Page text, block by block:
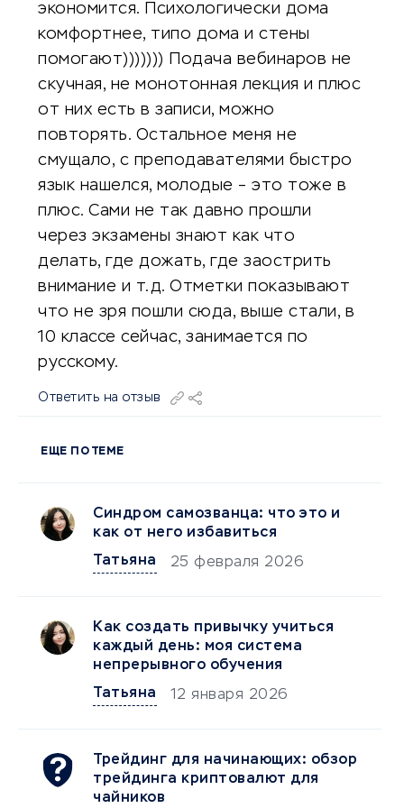
экономится. Психологически дома
комфортнее, типо дома и стены
помогают))))))) Подача вебинаров не
скучная, не монотонная лекция и плюс
от них есть в записи, можно
повторять. Остальное меня не
смущало, с преподавателями быстро
язык нашелся, молодые – это тоже в
плюс. Сами не так давно прошли
через экзамены знают как что
делать, где дожать, где заострить
внимание и т.д. Отметки показывают
что не зря пошли сюда, выше стали, в
10 классе сейчас, занимается по
русскому.
Ответить на отзыв
ЕЩЕ ПО ТЕМЕ
Синдром самозванца: что это и
как от него избавиться
Татьяна
25 февраля 2026
Как создать привычку учиться
каждый день: моя система
непрерывного обучения
Татьяна
12 января 2026
Трейдинг для начинающих: обзор
трейдинга криптовалют для
чайников